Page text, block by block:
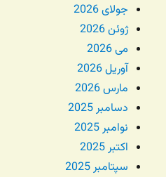
جولای 2026
ژوئن 2026
می 2026
آوریل 2026
مارس 2026
دسامبر 2025
نوامبر 2025
اکتبر 2025
سپتامبر 2025